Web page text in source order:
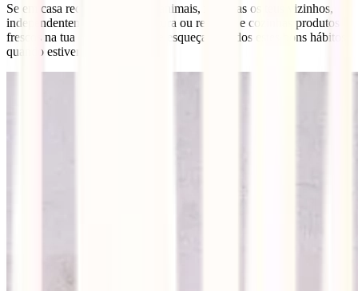
Se em casa reciclas, gostas de animais, respeitas os teus vizinhos,
independentemente da sua cultura ou religião, e cozinhas produtos
frescos na tua cozinha… não te esqueça de todos estes bons hábitos
quando estiveres de férias.